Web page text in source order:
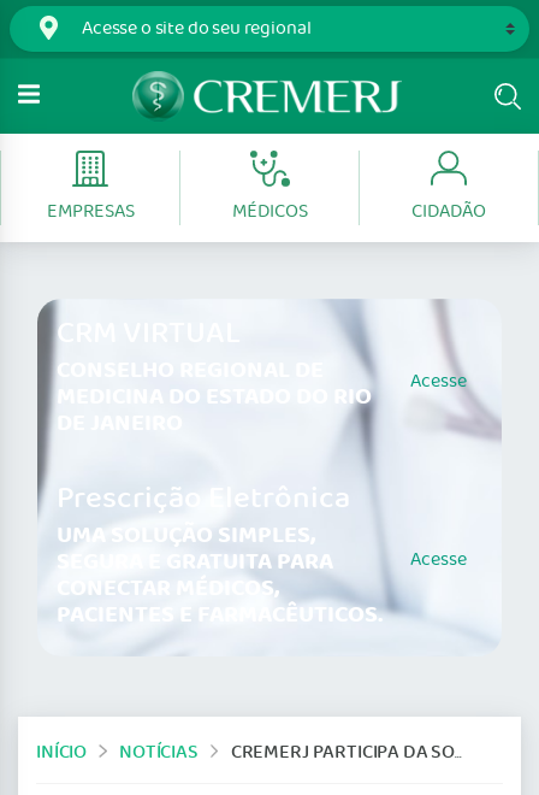
EMPRESAS MÉDICOS CIDADÃO
CRM VIRTUAL
CONSELHO REGIONAL DE
MEDICINA DO ESTADO DO RIO Acesse
Prescrição Eletrônica
UMA SOLUÇÃO SIMPLES,
SEGURA E GRATUITA PARA
CONECTAR MÉDICOS,
PACIENTES E FARMACÊUTICOS.
Acesse
INÍCIO NOTÍCIAS CREMERJ PARTICIPA DA SOLENIDADE EM COMEMORAÇÃO AOS 197 ANOS DA ACADEMIA NACIONAL DE MEDICINA